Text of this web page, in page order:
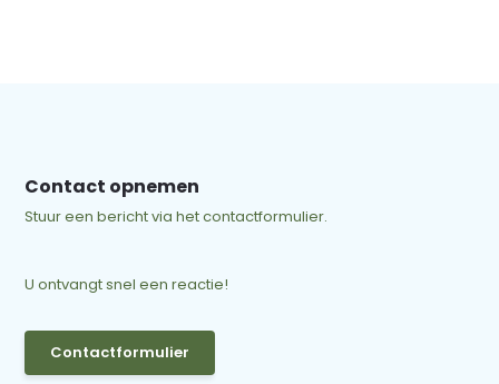
Contact opnemen
Stuur een bericht via het contactformulier.
U ontvangt snel een reactie!
Contactformulier